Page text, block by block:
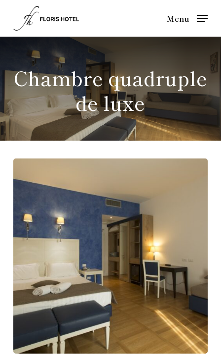
main
Menu
Chambre quadruple
de luxe